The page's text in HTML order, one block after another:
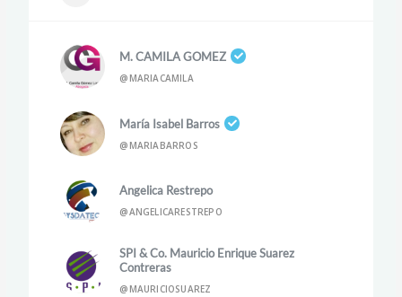
M. CAMILA GOMEZ
@MARIACAMILA
María Isabel Barros
@MARIABARROS
Angelica Restrepo
@ANGELICARESTREPO
SPI & Co. Mauricio Enrique Suarez
Contreras
@MAURICIOSUAREZ